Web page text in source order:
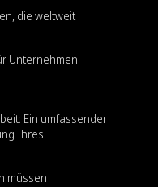
die weltweit
Unternehmen
Ein umfassender
Ihres
müssen